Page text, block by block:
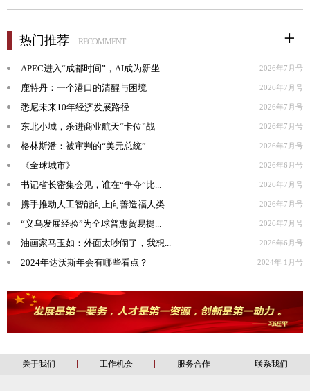
热门推荐 RECOMMENT
APEC进入“成都时间”，AI成为新坐... 2026年7月号
鹿特丹：一个港口的清醒与困境 2026年7月号
悉尼未来10年经济发展路径 2026年7月号
东北小城，杀进商业航天“卡位”战 2026年7月号
格林斯潘：被审判的“美元总统” 2026年7月号
《全球城市》 2026年6月号
书记省长密集会见，谁在“争夺”比... 2026年7月号
携手推动人工智能向上向善造福人类 2026年7月号
“义乌发展经验”为全球普惠贸易提... 2026年7月号
油画家马玉如：外面太吵闹了，我想... 2026年6月号
2024年达沃斯年会有哪些看点？ 2024年 1月号
关于我们 工作机会 服务合作 联系我们